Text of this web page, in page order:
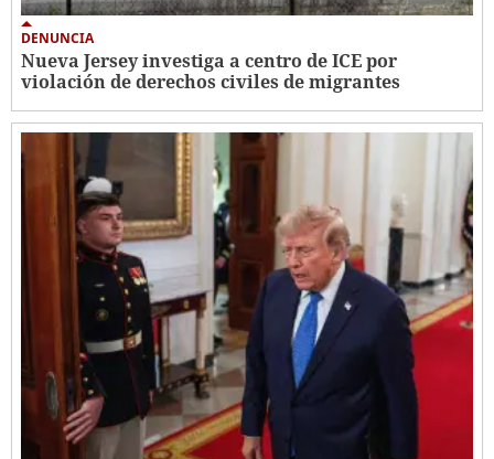
DENUNCIA
Nueva Jersey investiga a centro de ICE por
violación de derechos civiles de migrantes